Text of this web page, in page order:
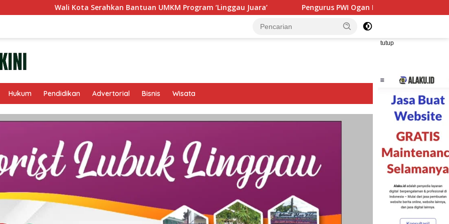
Serahkan Bantuan UMKM Program ‘Linggau Juara’ Pengurus PWI Ogan Ilir Masa Bakti 2026–2029 Resmi Dilantik
tutup
Hukum Pendidikan Advertorial Bisnis Wisata